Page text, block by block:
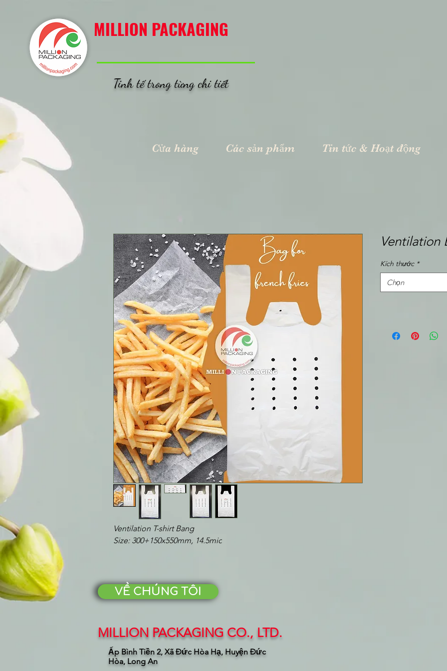
MILLION PACKAGING
Tinh tế trong từng chi tiết
Cửa hàng Các sản phẩm Tin tức & Hoạt động
Ventilation T-shirt Bang
Size: 300+150x550mm, 14.5mic
Ventilation
Kích thước *
Chọn
VỀ CHÚNG TÔI
MILLION PACKAGING CO., LTD.
Ấp Bình Tiền 2, Xã Đức Hòa Hạ, Huyện Đức
Hòa, Long An